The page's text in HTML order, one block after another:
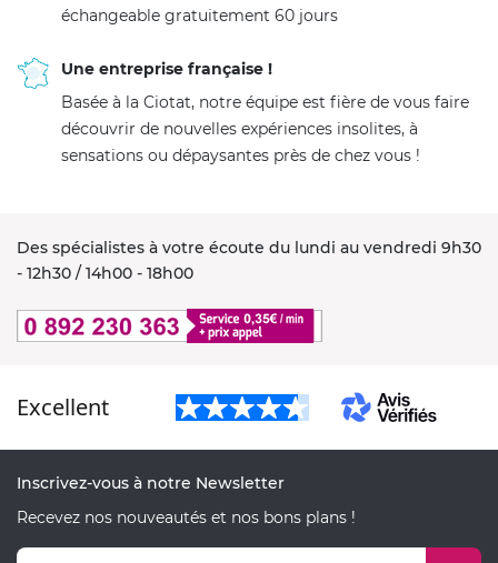
échangeable gratuitement 60 jours
Une entreprise française !
Basée à la Ciotat, notre équipe est fière de vous faire
découvrir de nouvelles expériences insolites, à
sensations ou dépaysantes près de chez vous !
Des spécialistes à votre écoute du lundi au vendredi 9h30
- 12h30 / 14h00 - 18h00
Excellent
Inscrivez-vous à notre Newsletter
Recevez nos nouveautés et nos bons plans !